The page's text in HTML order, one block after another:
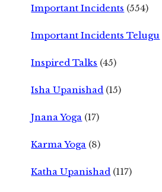
Important Incidents (554)
Important Incidents Telugu
Inspired Talks (45)
Isha Upanishad (15)
Jnana Yoga (17)
Karma Yoga (8)
Katha Upanishad (117)